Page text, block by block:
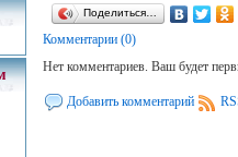
Поделиться…
Комментарии (0)
Нет комментариев. Ваш будет
Добавить комментарий